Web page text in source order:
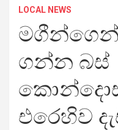
LOCAL NEWS
මගීන්ගෙන්
ගන්න බස්
එරෙහිව